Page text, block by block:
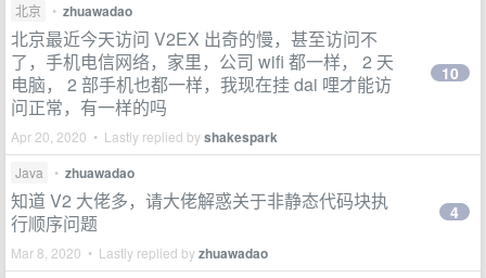
北京 • zhuawadao
北京最近今天访问 V2EX 出奇的慢，甚至访问不
了，手机电信网络，家里，公司 wifi 都一样， 2 天
电脑， 2 部手机也都一样，我现在挂 dai 哩才能访
问正常，有一样的吗
Apr 20, 2020 • Lastly replied byshakespark
10
Java • zhuawadao
知道 V2 大佬多，请大佬解惑关于非静态代码块执
行顺序问题
Mar 8, 2020 • Lastly replied byzhuawadao
4